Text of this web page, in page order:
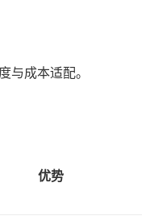
与成本适配。
优势